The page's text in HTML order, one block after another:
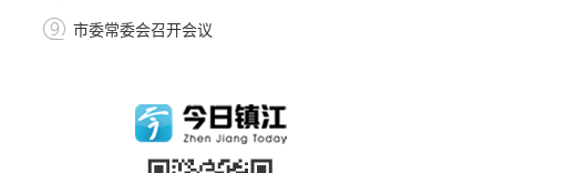
市委常委会召开会议